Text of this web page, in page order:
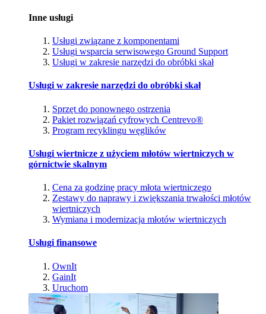
Inne usługi
Usługi związane z komponentami
Usługi wsparcia serwisowego Ground Support
Usługi w zakresie narzędzi do obróbki skał
Usługi w zakresie narzędzi do obróbki skał
Sprzęt do ponownego ostrzenia
Pakiet rozwiązań cyfrowych Centrevo®
Program recyklingu węglików
Usługi wiertnicze z użyciem młotów wiertniczych w
górnictwie skalnym
Cena za godzinę pracy młota wiertniczego
Zestawy do naprawy i zwiększania trwałości młotów
wiertniczych
Wymiana i modernizacja młotów wiertniczych
Usługi finansowe
OwnIt
GainIt
Uruchom